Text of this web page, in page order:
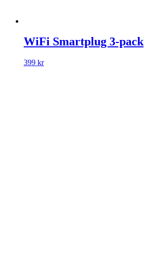
WiFi Smartplug 3-pack
399 kr